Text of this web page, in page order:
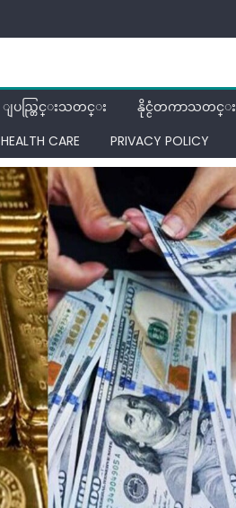
ျပည္တြင္းသတင္း နိုင္ငံတကာသတင္း
HEALTH CARE PRIVACY POLICY